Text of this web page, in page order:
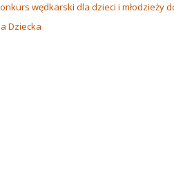
wędkarski dla dzieci i młodzieży
Dziecka